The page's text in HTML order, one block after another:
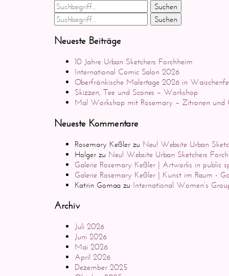
Suchen
Suchen
Neueste Beiträge
10 Jahre Urban Sketchers Forchheim
International Comic Salon 2026
Oberfränkische Malertage 2026 in
Skizzen, Tee und Scones – Workshop
Mal Workshop mit Rosemary – Zitronen und
Neueste Kommentare
Rosemary Keßler zu Neu! Website Urban
Holger zu Neu! Website Urban Sketchers
Galerie Rosemary Keßler | Artworks in public
Galerie Rosemary Keßler | Kunst im Raum -
Katrin Gomaa zu International Women’s
Archiv
Juli 2026
Juni 2026
Mai 2026
April 2026
Dezember 2025